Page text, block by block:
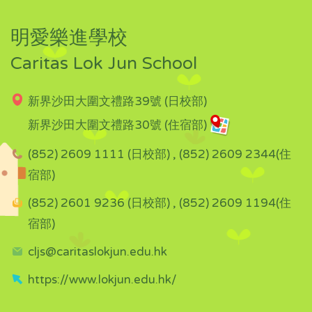
明愛樂進學校
Caritas Lok Jun School
新界沙田大圍文禮路39號 (日校部)
新界沙田大圍文禮路30號 (住宿部)
(852) 2609 1111 (日校部) , (852) 2609 2344(住
宿部)
(852) 2601 9236 (日校部) , (852) 2609 1194(住
宿部)
cljs@caritaslokjun.edu.hk
https://www.lokjun.edu.hk/